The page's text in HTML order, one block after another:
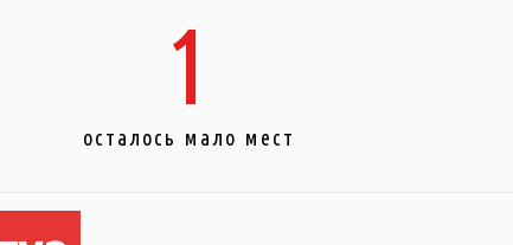
1
осталось мало мест